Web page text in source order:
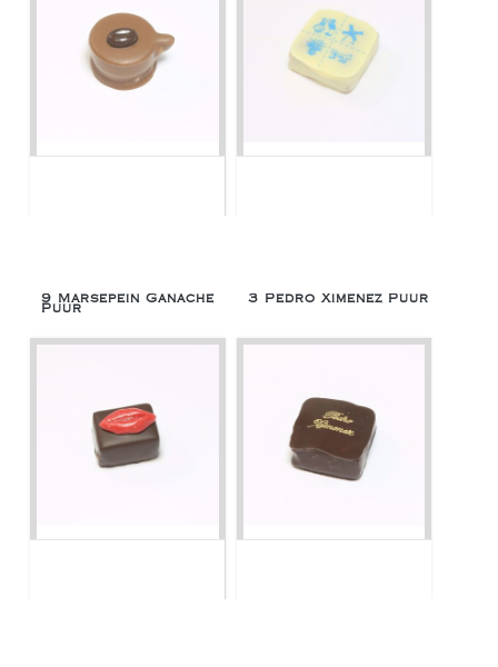
9 Marsepein Ganache
Puur
3 Pedro Ximenez Puur